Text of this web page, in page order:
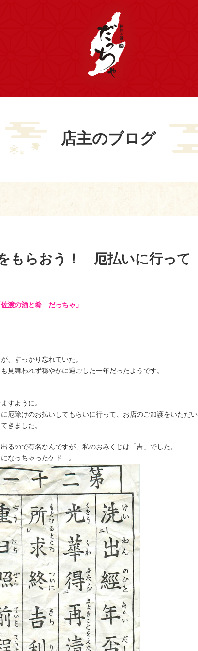
店主のブログ
もらおう！ 厄払いに行って
渡の酒と肴 だっちゃ」
、すっかり忘れていた。
見舞われず穏やかに過ごした一年だったようです。
すように。
厄除けのお払いしてもらいに行って、お店のご加護をいただい
きました。
るので有名なんですが、私のおみくじは「吉」でした。
なっちゃったケド…。